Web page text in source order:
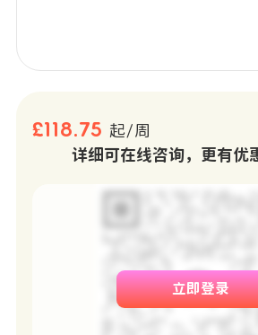
£118.75 起/周
详细可在线咨询，更有优
立即登录